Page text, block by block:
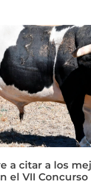
a citar a los
el VII